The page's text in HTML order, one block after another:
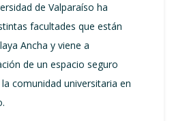
de Valparaíso ha
facultades que están
Ancha y viene a
de un espacio seguro
comunidad universitaria en